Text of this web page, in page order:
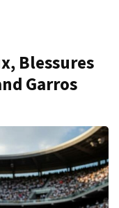
Blessures
Garros